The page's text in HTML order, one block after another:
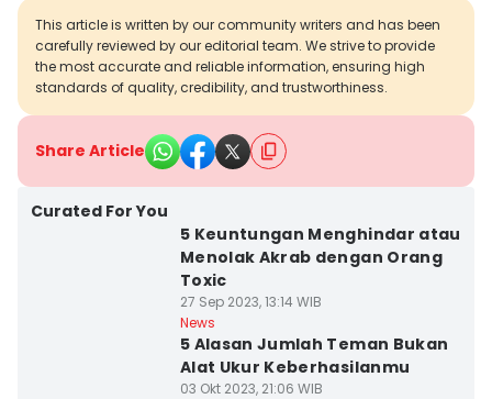
This article is written by our community writers and has been
carefully reviewed by our editorial team. We strive to provide
the most accurate and reliable information, ensuring high
standards of quality, credibility, and trustworthiness.
Share Article
Curated For You
5 Keuntungan Menghindar atau
Menolak Akrab dengan Orang
Toxic
27 Sep 2023, 13:14 WIB
News
5 Alasan Jumlah Teman Bukan
Alat Ukur Keberhasilanmu
03 Okt 2023, 21:06 WIB